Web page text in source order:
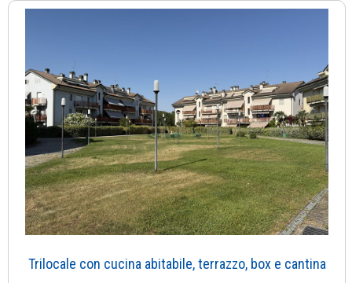
Trilocale con cucina abitabile, terrazzo, box e cantina